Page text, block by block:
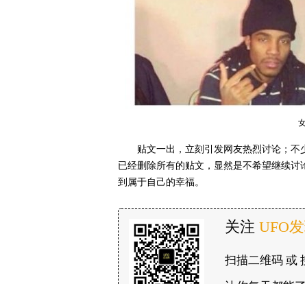
贴文一出，立刻引发网友热烈讨论；
已经删除所有的贴文，显然是不希望继续
到属于自己的幸福。
关注 UFO
扫描二维码 或